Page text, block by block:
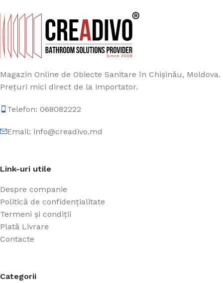
Magazin Online de Obiecte Sanitare în Chișinău, Moldova.
Prețuri mici direct de la importator.
Telefon: 068082222
Email: info@creadivo.md
Link-uri utile
Despre companie
Politică de confidențialitate
Termeni și condiții
Plată Livrare
Contacte
Categorii